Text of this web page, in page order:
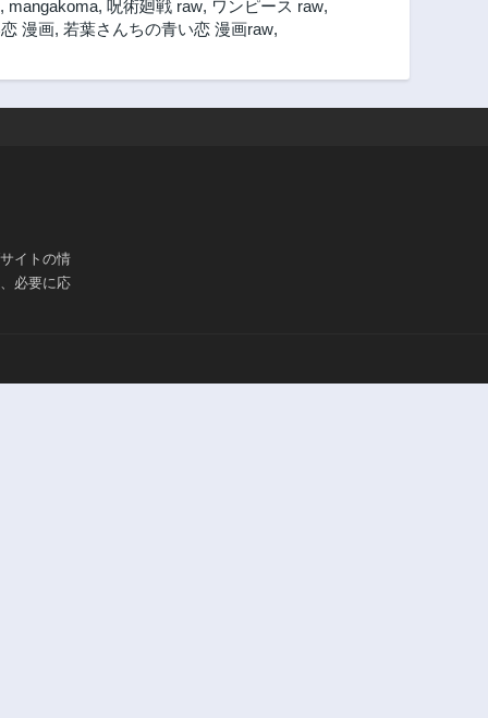
, mangakoma, 呪術廻戦 raw, ワンピース raw,
漫画, 若葉さんちの青い恋 漫画raw,
イトの情
必要に応